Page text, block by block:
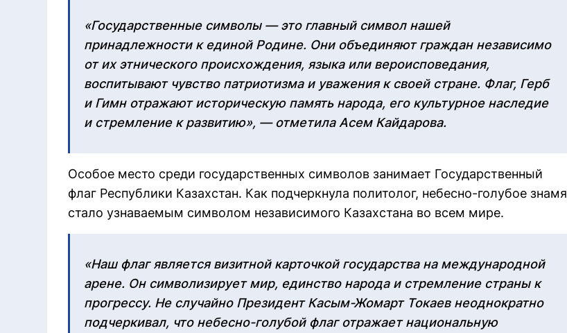
«Государственные символы — это главный символ нашей
принадлежности к единой Родине. Они объединяют граждан независимо
от их этнического происхождения, языка или вероисповедания,
воспитывают чувство патриотизма и уважения к своей стране. Флаг, Герб
и Гимн отражают историческую память народа, его культурное наследие
и стремление к развитию», — отметила Асем Кайдарова.
Особое место среди государственных символов занимает Государственный
флаг Республики Казахстан. Как подчеркнула политолог, небесно-голубое знамя
стало узнаваемым символом независимого Казахстана во всем мире.
«Наш флаг является визитной карточкой государства на международной
арене. Он символизирует мир, единство народа и стремление страны к
прогрессу. Не случайно Президент Касым-Жомарт Токаев неоднократно
подчеркивал, что небесно-голубой флаг отражает национальную